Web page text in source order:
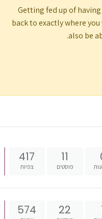
Getting fed up of
back to exactly where
also be
11
פוסטים
417
צפיות
22
574